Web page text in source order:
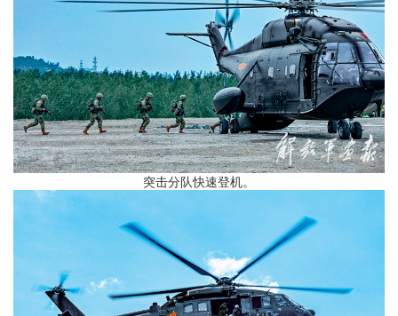
突击分队快速登机。